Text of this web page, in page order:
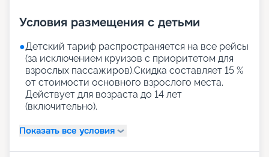
Условия размещения с детьми
●Детский тариф распространяется на все рейсы
(за исключением круизов с приоритетом для
взрослых пассажиров).Скидка составляет 15 %
от стоимости основного взрослого места.
Действует для возраста до 14 лет
(включительно).
Показать все условия